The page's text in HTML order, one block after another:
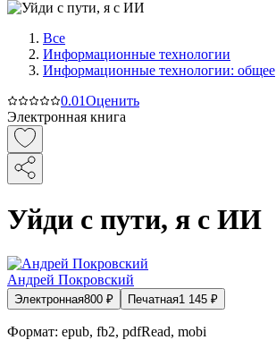
Все
Информационные технологии
Информационные технологии: общее
0.01Оценить
Электронная книга
Уйди с пути, я с ИИ
Андрей Покровский
Электронная800 ₽ Печатная1 145 ₽
Формат: epub, fb2, pdfRead, mobi